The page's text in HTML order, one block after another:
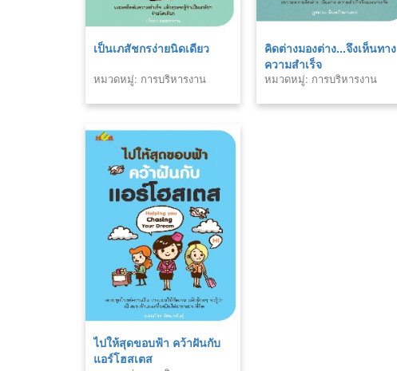
เป็นเภสัชกรง่ายนิดเดียว
หมวดหมู่: การบริหารงาน
คิดต่างมองต่าง...จึงเห็นทาง
ความสำเร็จ
หมวดหมู่: การบริหารงาน
ไปให้สุดขอบฟ้า คว้าฝันกับ
แอร์โฮสเตส